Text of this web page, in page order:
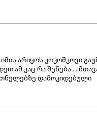
არიყოს კოკოშკოვი
ამ კაც რა შენება ...
დამოკიდებული